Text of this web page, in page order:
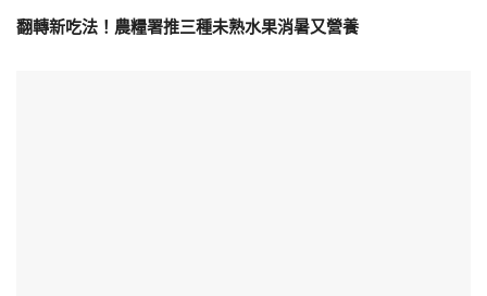
翻轉新吃法！農糧署推三種未熟水果消暑又營養